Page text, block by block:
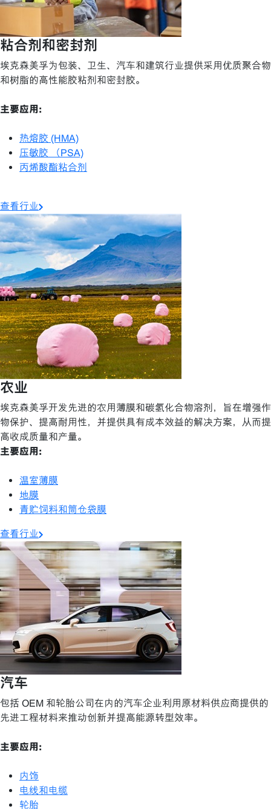
粘合剂和密封剂
埃克森美孚为包装、卫生、汽车和建筑行业提供采用优质聚合物
和树脂的高性能胶粘剂和密封胶。
主要应用:
热熔胶 (HMA)
压敏胶 （PSA)
丙烯酸酯粘合剂
查看行业
农业
埃克森美孚开发先进的农用薄膜和碳氢化合物溶剂，旨在增强作
物保护、提高耐用性，并提供具有成本效益的解决方案，从而提
高收成质量和产量。
主要应用:
温室薄膜
地膜
青贮饲料和筒仓袋膜
查看行业
汽车
包括 OEM 和轮胎公司在内的汽车企业利用原材料供应商提供的
先进工程材料来推动创新并提高能源转型效率。
主要应用:
内饰
电线和电缆
轮胎